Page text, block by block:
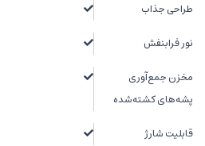
طراحی جذاب
نور فرابنفش
مخزن جمع‌آوری
پشه‌های کشته‌شده
قابلیت شارژ